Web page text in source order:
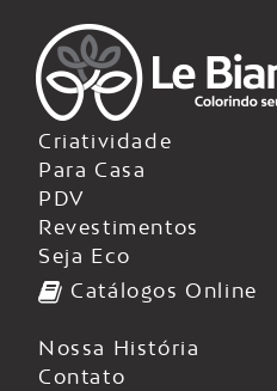
Criatividade
Para Casa
PDV
Revestimentos
Seja Eco
Catálogos Online
Nossa História
Contato